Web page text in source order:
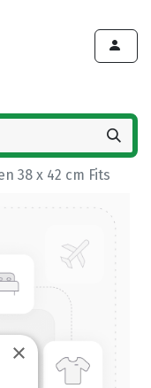
38 x 42 cm Fits
×